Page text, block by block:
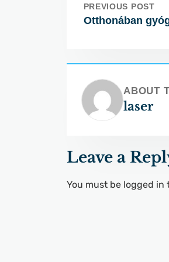
PREVIOUS POST
Otthonában
ABOUT
laser
Leave a
You must be logged in